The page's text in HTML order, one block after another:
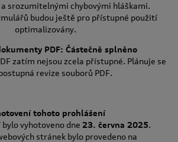
srozumitelnými chybovými hláškami.
budou ještě pro přístupné použití
optimalizovány.
PDF: Částečně splněno
zatím nejsou zcela přístupné. Plánuje se
revize souborů PDF.
tohoto prohlášení
vyhotoveno dne 23. června 2025.
stránek bylo provedeno na